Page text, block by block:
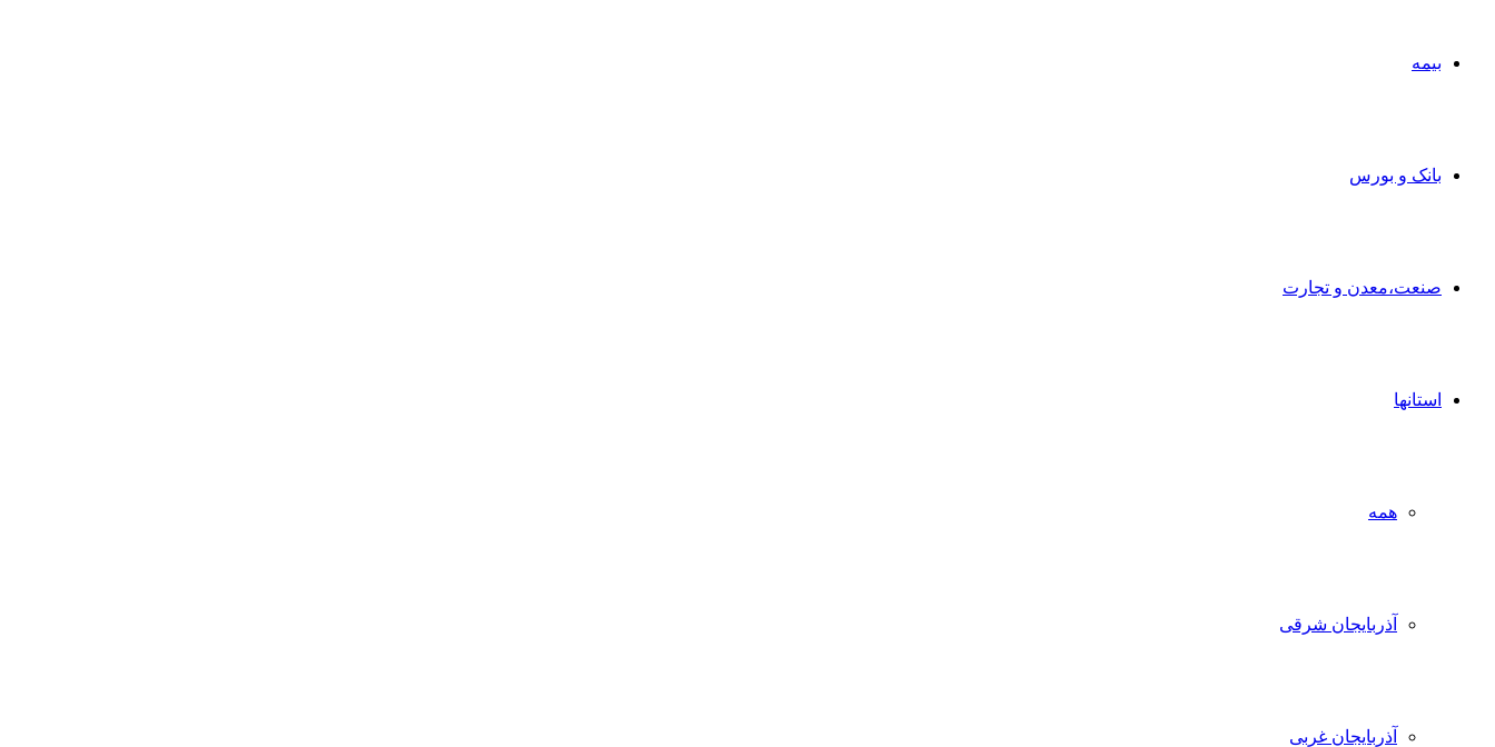
بیمه
بانک و بورس
صنعت،معدن و تجارت
استانها
همه
آذربایجان شرقی
آذربایجان غربی